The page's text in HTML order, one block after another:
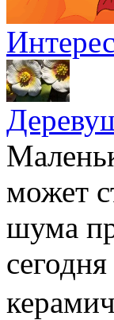
может
шума